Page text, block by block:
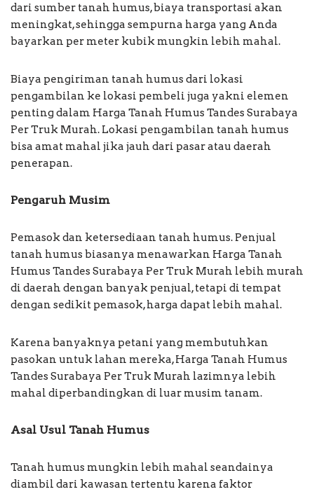
dari sumber tanah humus, biaya transportasi akan
meningkat, sehingga sempurna harga yang Anda
bayarkan per meter kubik mungkin lebih mahal.
Biaya pengiriman tanah humus dari lokasi
pengambilan ke lokasi pembeli juga yakni elemen
penting dalam Harga Tanah Humus Tandes Surabaya
Per Truk Murah. Lokasi pengambilan tanah humus
bisa amat mahal jika jauh dari pasar atau daerah
penerapan.
Pengaruh Musim
Pemasok dan ketersediaan tanah humus. Penjual
tanah humus biasanya menawarkan Harga Tanah
Humus Tandes Surabaya Per Truk Murah lebih murah
di daerah dengan banyak penjual, tetapi di tempat
dengan sedikit pemasok, harga dapat lebih mahal.
Karena banyaknya petani yang membutuhkan
pasokan untuk lahan mereka, Harga Tanah Humus
Tandes Surabaya Per Truk Murah lazimnya lebih
mahal diperbandingkan di luar musim tanam.
Asal Usul Tanah Humus
Tanah humus mungkin lebih mahal seandainya
diambil dari kawasan tertentu karena faktor